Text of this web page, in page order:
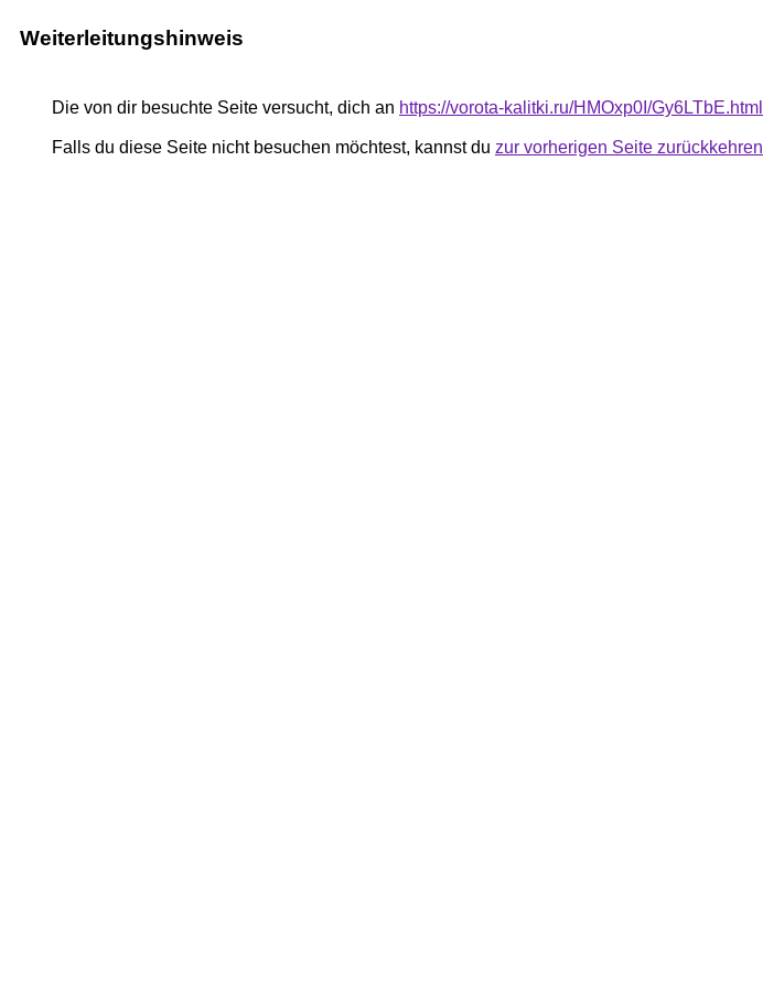
Weiterleitungshinweis
Die von dir besuchte Seite versucht, dich an https://vorota-kalitki.ru/HMOxp0I/Gy6LTbE.html
Falls du diese Seite nicht besuchen möchtest, kannst du zur vorherigen Seite zurückkehren